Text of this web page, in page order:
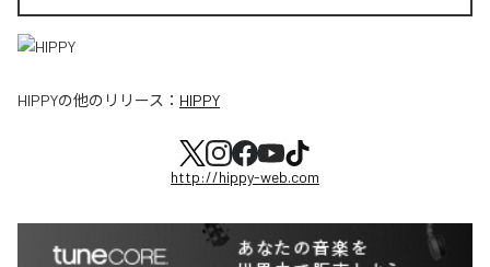
HIPPYの他のリリース： HIPPY
http://hippy-web.com